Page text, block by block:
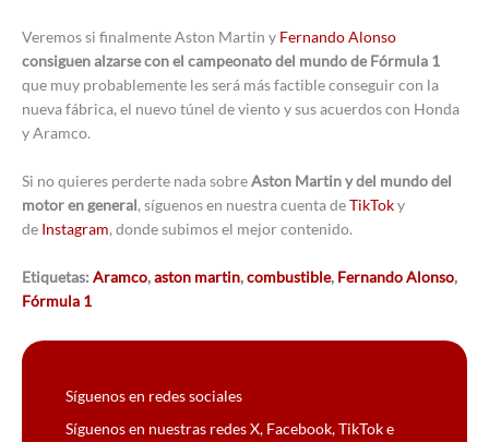
Veremos si finalmente Aston Martin y Fernando Alonso
consiguen alzarse con el campeonato del mundo de Fórmula 1
que muy probablemente les será más factible conseguir con la
nueva fábrica, el nuevo túnel de viento y sus acuerdos con Honda
y Aramco.
Si no quieres perderte nada sobreAston Martin y del mundo del
motor en general, síguenos en nuestra cuenta deTikToky
de Instagram, donde subimos el mejor contenido.
Etiquetas: Aramco,aston martin,combustible, Fernando Alonso,
Fórmula 1
Síguenos en redes sociales
Síguenos en nuestras redes X, Facebook, TikTok e